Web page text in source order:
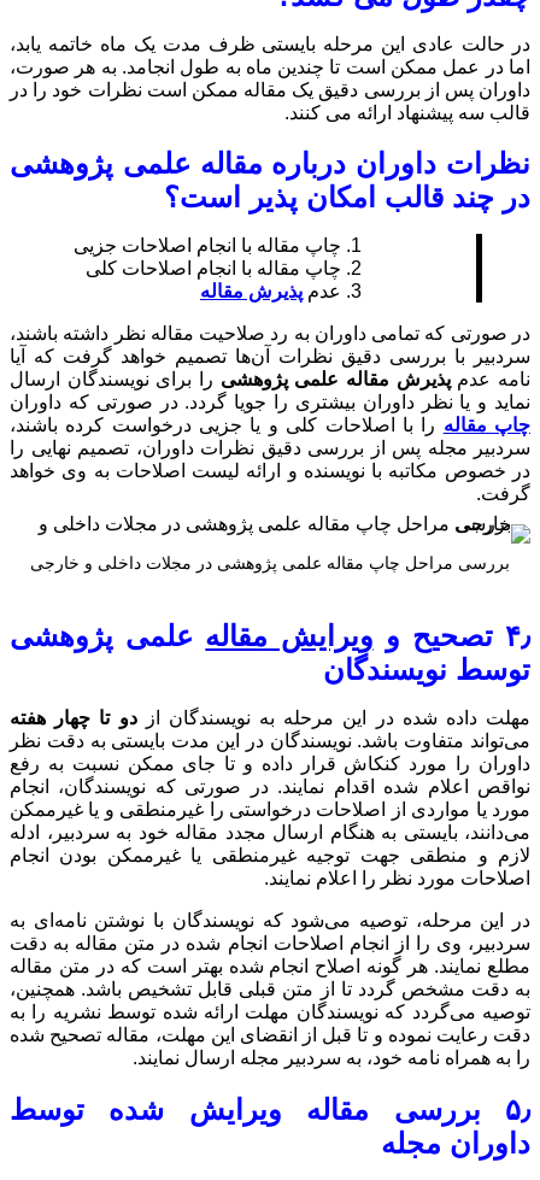
مدت یک ماه خاتمه یابد،
انجامد. به هر صورت،
است نظرات خود را در
علمی پژوهشی
مقاله نظر داشته باشند،
خواهد گرفت که آیا
را برای نویسندگان ارسال
گردد. در صورتی که داوران
درخواست کرده باشند،
داوران، تصمیم نهایی را
اصلاحات به وی خواهد
در مجلات داخلی و خارجی
علمی پژوهشی
ازدو تا چهار هفته
مدت بایستی به دقت نظر
جای ممکن نسبت به رفع
که نویسندگان، انجام
غیرمنطقی و یا غیرممکن
خود به سردبیر، ادله
غیرممکن بودن انجام
با نوشتن نامه‌ای به
شده در متن مقاله به دقت
بهتر است که در متن مقاله
تشخیص باشد. همچنین،
شده توسط نشریه را به
مهلت، مقاله تصحیح شده
نمایند.
شده توسط